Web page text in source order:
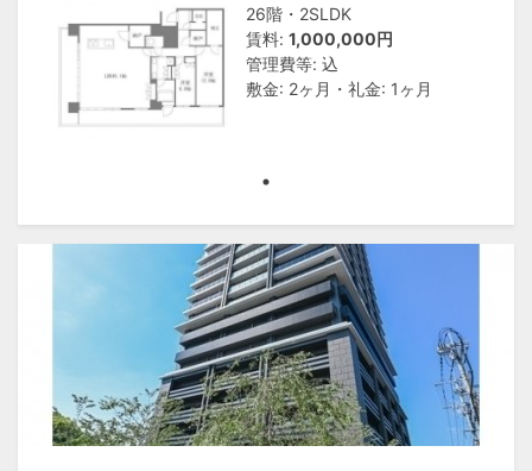
26階・2SLDK
賃料: 1,000,000円
管理費等: 込
敷金: 2ヶ月・礼金: 1ヶ月